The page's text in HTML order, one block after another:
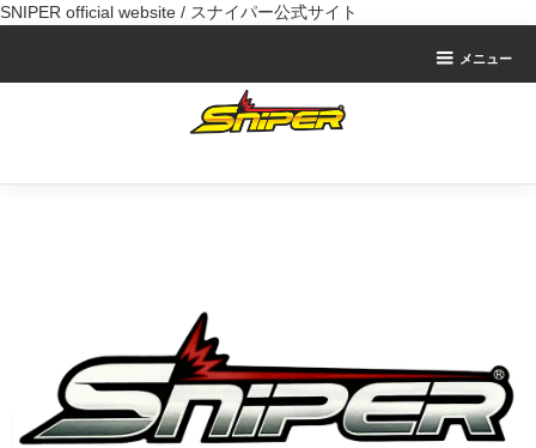
SNIPER official website / スナイパー公式サイト
メニュー